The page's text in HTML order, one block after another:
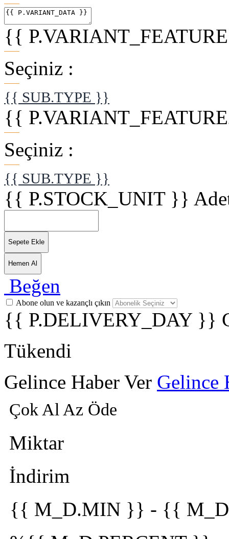
{{
Seçiniz :
{{ SUB.TYPE }}
{{
Seçiniz :
{{ SUB.TYPE }}
{{ P.STOCK_UNIT }}
Sepete Ekle
Hemen Al
Beğen
Abone olun ve kazançlı çıkın
{{ P.DELIVERY_DAY }}
Tükendi
Gelince Haber Ver Gelince
Çok Al Az Öde
Miktar
İndirim
{{ M_D.MIN }} - {{